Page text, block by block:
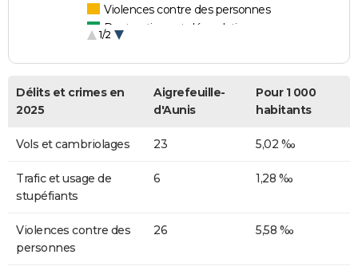
Violences contre des personnes
Destructions et dégradations
1/2
Délits et crimes en
2025
Aigrefeuille-
d'Aunis
Pour 1 000
habitants
Vols et cambriolages 23 5,02 ‰
Trafic et usage de
stupéfiants
6 1,28 ‰
Violences contre des
personnes
26 5,58 ‰